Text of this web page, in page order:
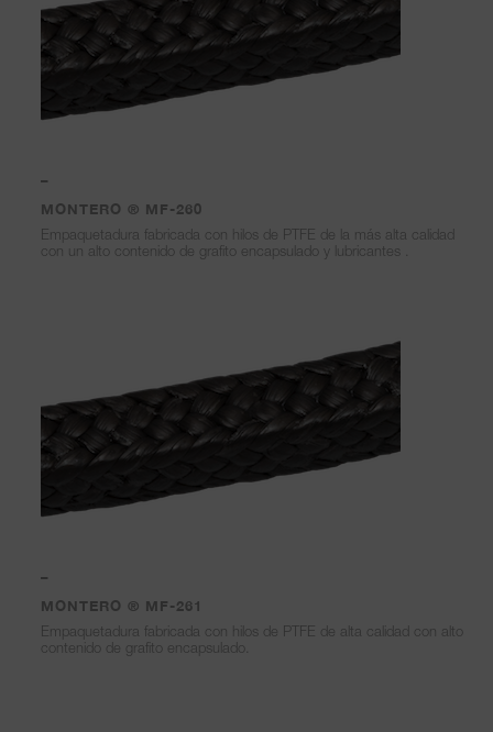
–
MONTERO ® MF-260
Empaquetadura fabricada con hilos de PTFE de la más alta calidad
con un alto contenido de grafito encapsulado y lubricantes .
–
MONTERO ® MF-261
Empaquetadura fabricada con hilos de PTFE de alta calidad con alto
contenido de grafito encapsulado.